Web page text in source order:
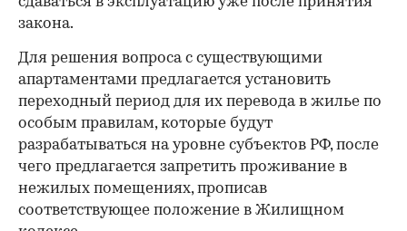
закона.
Для решения вопроса с существующими
апартаментами предлагается установить
переходный период для их перевода в жилье по
особым правилам, которые будут
разрабатываться на уровне субъектов РФ, после
чего предлагается запретить проживание в
нежилых помещениях, прописав
соответствующее положение в Жилищном